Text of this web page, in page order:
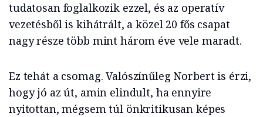
tudatosan foglalkozik ezzel, és az operatív
vezetésből is kihátrált, a közel 20 fős csapat
nagy része több mint három éve vele maradt.
Ez tehát a csomag. Valószínűleg Norbert is érzi,
hogy jó az út, amin elindult, ha ennyire
nyitottan, mégsem túl önkritikusan képes